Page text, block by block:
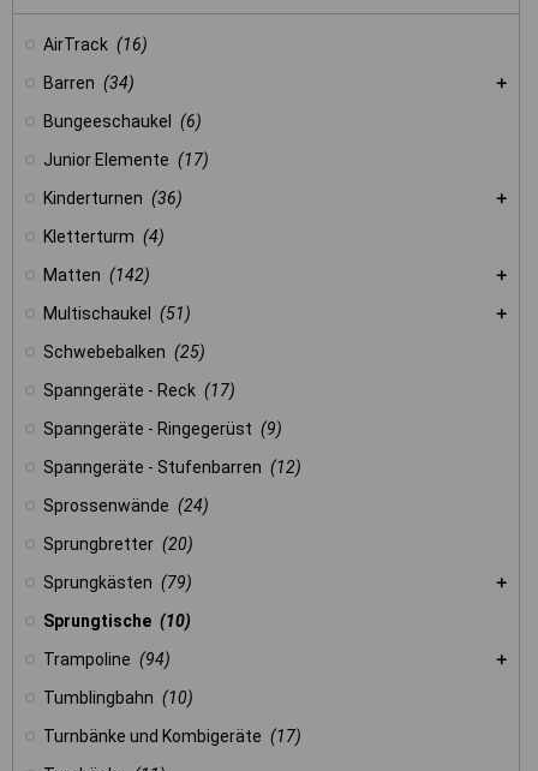
AirTrack (16)
Barren (34)
Bungeeschaukel
(6)
Junior Elemente (17)
Kinderturnen (36)
Kletterturm (4)
Matten (142)
Multischaukel
(51)
Schwebebalken (25)
Spanngeräte - Reck (17)
Spanngeräte - Ringegerüst (9)
Spanngeräte - Stufenbarren (12)
Sprossenwände (24)
Sprungbretter (20)
Sprungkästen (79)
Sprungtische (10)
Trampoline (94)
Tumblingbahn (10)
Turnbänke und Kombigeräte (17)